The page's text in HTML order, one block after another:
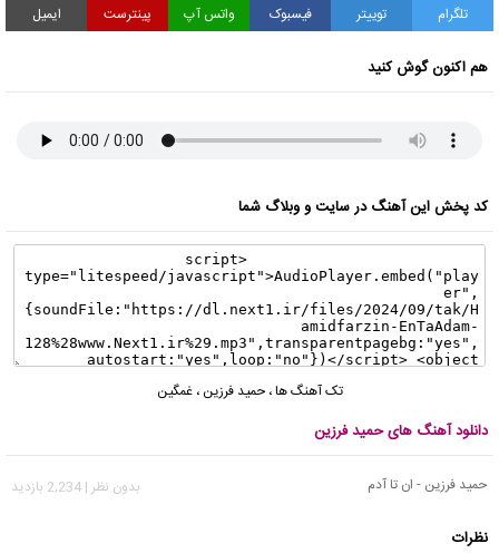
تلگرام توییتر فیسبوک واتس آپ پینترست ایمیل
هم اکنون گوش کنید
کد پخش این آهنگ در سایت و وبلاگ شما
تک آهنگ ها،حمید فرزین ،غمگین
دانلود آهنگ های حمید فرزین
حمید فرزین - ان تا آدم بدون نظر | 2,234 بازدید
نظرات